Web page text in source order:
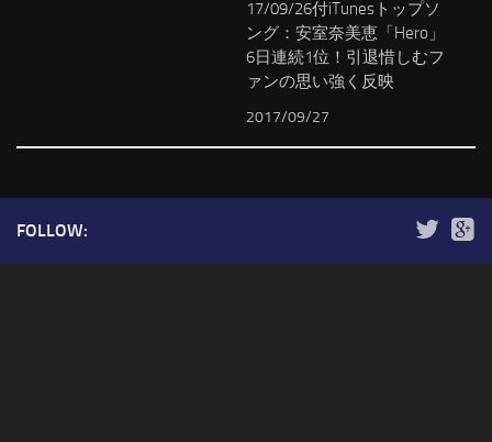
17/09/26付iTunesトップソ
ング：安室奈美恵「Hero」
6日連続1位！引退惜しむフ
ァンの思い強く反映
2017/09/27
FOLLOW: